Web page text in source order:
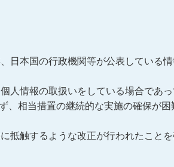
日本国の行政機関等が公表している情
人情報の取扱いをしている場合であ
、相当措置の継続的な実施の確保が
抵触するような改正が行われたこと